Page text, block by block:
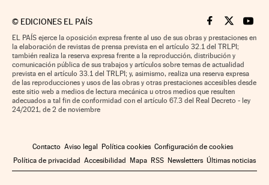
© EDICIONES EL PAÍS Cinco Días en
Cinco Días
Cinco
EL PAÍS ejerce la oposición expresa frente al uso de sus obras y prestaciones en
la elaboración de revistas de prensa prevista en el artículo 32.1 del TRLPI;
también realiza la reserva expresa frente a la reproducción, distribución y
comunicación pública de sus trabajos y artículos sobre temas de actualidad
prevista en el artículo 33.1 del TRLPI; y, asimismo, realiza una reserva expresa
de las reproducciones y usos de las obras y otras prestaciones accesibles desde
este sitio web a medios de lectura mecánica u otros medios que resulten
adecuados a tal fin de conformidad con el artículo 67.3 del Real Decreto - ley
24/2021, de 2 de noviembre
Contacto Aviso legal Política cookies Configuración de cookies
Política de privacidad Accesibilidad Mapa RSS Newsletters Últimas noticias